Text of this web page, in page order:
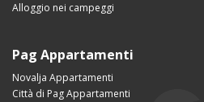
Alloggio nei campeggi
Pag Appartamenti
Novalja Appartamenti
Città di Pag Appartamenti